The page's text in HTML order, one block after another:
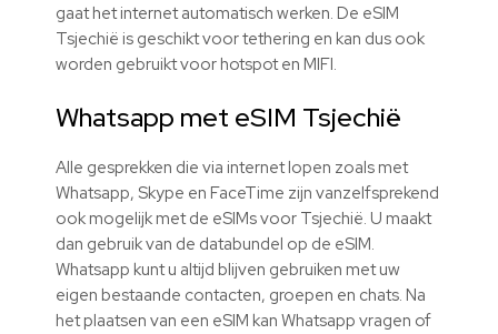
gaat het internet automatisch werken. De eSIM
Tsjechië is geschikt voor tethering en kan dus ook
worden gebruikt voor hotspot en MIFI.
Whatsapp met eSIM Tsjechië
Alle gesprekken die via internet lopen zoals met
Whatsapp, Skype en FaceTime zijn vanzelfsprekend
ook mogelijk met de eSIMsvoor Tsjechië. U maakt
dan gebruik van de databundel op de eSIM.
Whatsapp kunt u altijd blijven gebruiken met uw
eigen bestaande contacten, groepen en chats. Na
het plaatsen van een eSIM kan Whatsapp vragen of